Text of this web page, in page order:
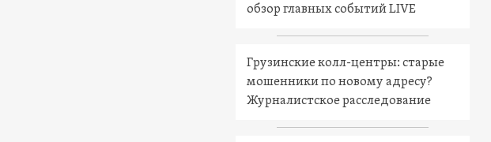
обзор главных событий LIVE
Грузинские колл-центры: старые
мошенники по новому адресу?
Журналистское расследование